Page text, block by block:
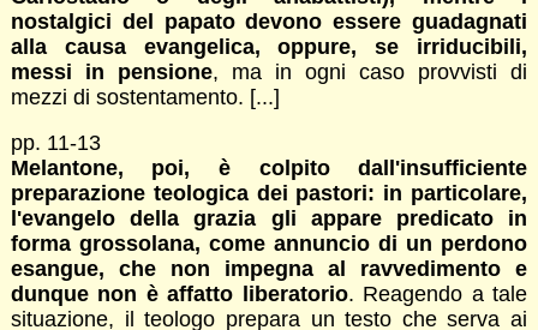
nostalgici del papato devono essere guadagnati
alla causa evangelica, oppure, se irriducibili,
messi in pensione, ma in ogni caso provvisti di
mezzi di sostentamento. [...]
pp. 11-13
Melantone, poi,
è
colpito dall'insufficiente
preparazione teologica dei pastori: in particolare,
l'evangelo della grazia gli appare predicato in
forma grossolana, come annuncio di un perdono
esangue, che non impegna al ravvedimento e
dunque non è affatto liberatorio. Reagendo a tale
situazione, il teologo prepara un testo che serva ai